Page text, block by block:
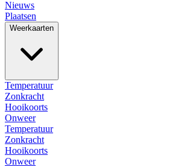
Nieuws
Plaatsen
Weerkaarten
Temperatuur
Zonkracht
Hooikoorts
Onweer
Temperatuur
Zonkracht
Hooikoorts
Onweer